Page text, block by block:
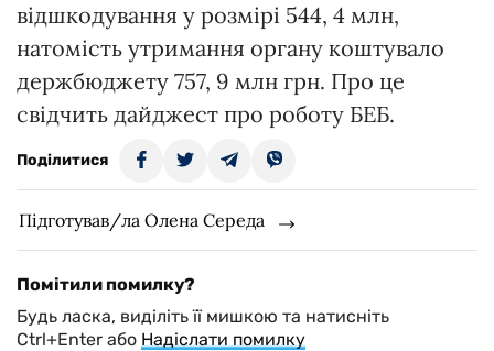
відшкодування у розмірі 544, 4 млн,
натомість утримання органу коштувало
держбюджету 757, 9 млн грн. Про це
свідчить дайджест про роботу БЕБ.
Поділитися
Підготував/ла Олена Середа
Помітили помилку?
Будь ласка, виділіть її мишкою та натисніть
Ctrl+Enter або Надіслати помилку